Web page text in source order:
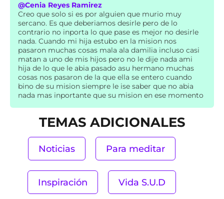
@Cenia Reyes Ramirez
Creo que solo si es por alguien que murio muy
sercano. Es que deberiamos desirle pero de lo
contrario no inporta lo que pase es mejor no desirle
nada. Cuando mi hija estubo en la mision nos
pasaron muchas cosas mala ala damilia incluso casi
matan a uno de mis hijos pero no le dije nada ami
hija de lo que le abia pasado asu hermano muchas
cosas nos pasaron de la que ella se entero cuando
bino de su mision siempre le ise saber que no abia
nada mas inportante que su mision en ese momento
TEMAS ADICIONALES
Noticias Para meditar
Inspiración Vida S.U.D